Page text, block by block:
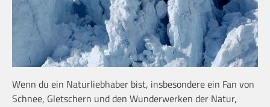
Wenn du ein Naturliebhaber bist, insbesondere ein Fan von
Schnee, Gletschern und den Wunderwerken der Natur,